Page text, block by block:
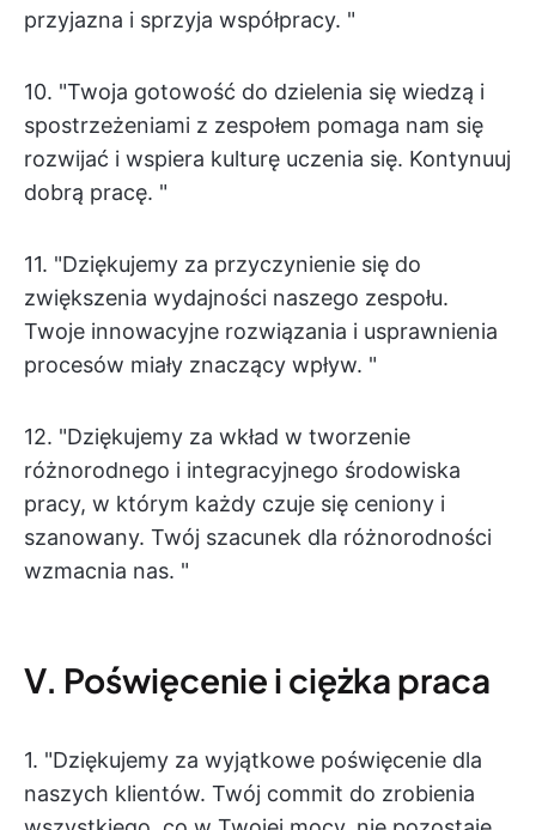
przyjazna i sprzyja współpracy. "
10. "Twoja gotowość do dzielenia się wiedzą i
spostrzeżeniami z zespołem pomaga nam się
rozwijać i wspiera kulturę uczenia się. Kontynuuj
dobrą pracę. "
11. "Dziękujemy za przyczynienie się do
zwiększenia wydajności naszego zespołu.
Twoje innowacyjne rozwiązania i usprawnienia
procesów miały znaczący wpływ. "
12. "Dziękujemy za wkład w tworzenie
różnorodnego i integracyjnego środowiska
pracy, w którym każdy czuje się ceniony i
szanowany. Twój szacunek dla różnorodności
wzmacnia nas. "
V. Poświęcenie i ciężka praca
1. "Dziękujemy za wyjątkowe poświęcenie dla
naszych klientów. Twój commit do zrobienia